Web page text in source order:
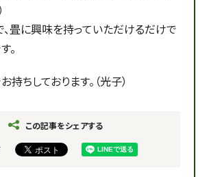
畳に興味を持っていただけるだけで
。
持ちしております。（光子）
この記事をシェアする